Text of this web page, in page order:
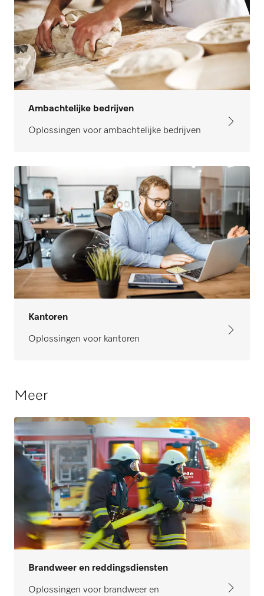
Ambachtelijke bedrijven
Oplossingen voor ambachtelijke bedrijven
Kantoren
Oplossingen voor kantoren
Meer
Brandweer en reddingsdiensten
Oplossingen voor brandweer en